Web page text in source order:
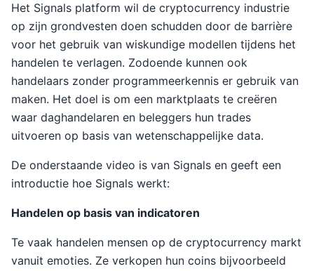
Het Signals platform wil de cryptocurrency industrie
op zijn grondvesten doen schudden door de barrière
voor het gebruik van wiskundige modellen tijdens het
handelen te verlagen. Zodoende kunnen ook
handelaars zonder programmeerkennis er gebruik van
maken. Het doel is om een marktplaats te creëren
waar daghandelaren en beleggers hun trades
uitvoeren op basis van wetenschappelijke data.
De onderstaande video is van Signals en geeft een
introductie hoe Signals werkt:
Handelen op basis van indicatoren
Te vaak handelen mensen op de cryptocurrency markt
vanuit emoties. Ze verkopen hun coins bijvoorbeeld